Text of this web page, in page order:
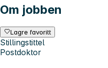
Om jobben
Lagre favoritt
Stillingstittel
Postdoktor